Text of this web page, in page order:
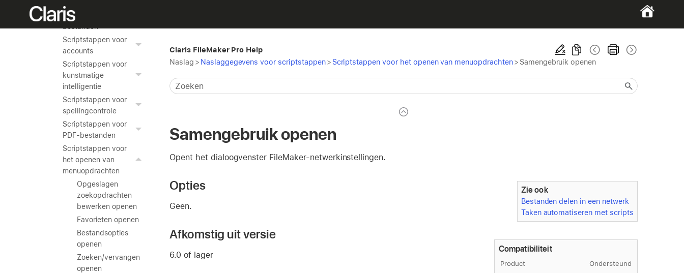
Scriptstappen voor
Scriptstappen voor
accounts
Scriptstappen voor
kunstmatige
intelligentie
Scriptstappen voor
spellingcontrole
Scriptstappen voor
PDF-bestanden
Scriptstappen voor
het openen van
menuopdrachten
Opgeslagen
zoekopdrachten
bewerken openen
Favorieten openen
Bestandsopties
openen
Zoeken/vervangen
openen
Claris FileMaker Pro Help
Naslag > Naslaggegevens voor scriptstappen> Scriptstappen voor het openen van menuopdrachten> Samengebruik openen
Samengebruik openen
Opent het dialoogvenster FileMaker-netwerkinstellingen.
Zie ook
Bestanden delen in een netwerk
Taken automatiseren met scripts
Opties
Geen.
Compatibiliteit
Product Ondersteund
Afkomstig uit versie
6.0 of lager